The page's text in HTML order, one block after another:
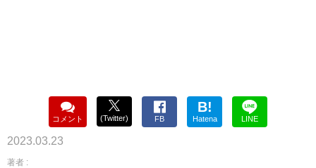
コメント (Twitter) FB
B!
Hatena LINE
2023.03.23
著者 :